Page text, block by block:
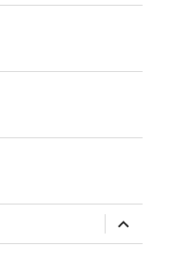
expande
el
menú